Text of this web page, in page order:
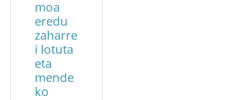
moa
eredu
zaharre
i lotuta
eta
mende
ko